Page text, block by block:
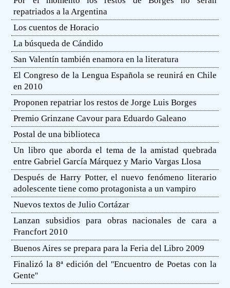
repatriados a la Argentina
Los cuentos de Horacio
La búsqueda de Cándido
San Valentín también enamora en la literatura
El Congreso de la Lengua Española se reunirá en Chile
en 2010
Proponen repatriar los restos de Jorge Luis Borges
Premio Grinzane Cavour para Eduardo Galeano
Postal de una biblioteca
Un libro que aborda el tema de la amistad quebrada
entre Gabriel García Márquez y Mario Vargas Llosa
Después de Harry Potter, el nuevo fenómeno literario
adolescente tiene como protagonista a un vampiro
Nuevos textos de Julio Cortázar
Lanzan subsidios para obras nacionales de cara a
Francfort 2010
Buenos Aires se prepara para la Feria del Libro 2009
Finalizó la 8ª edición del ''Encuentro de Poetas con la
Gente''